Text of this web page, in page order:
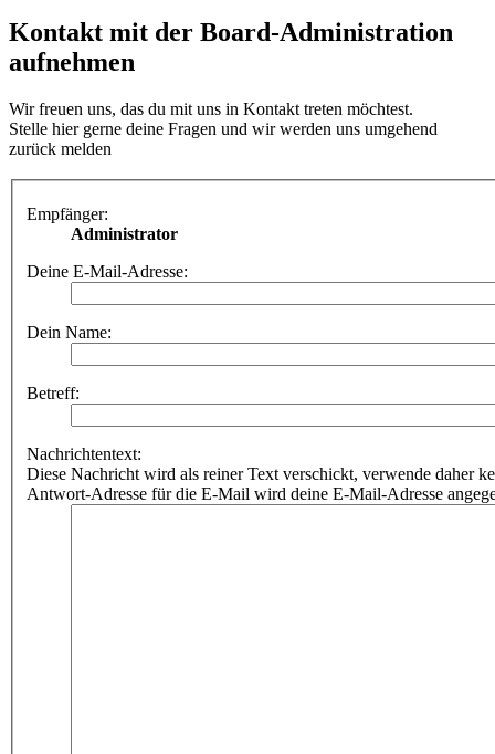
Kontakt mit der Board-Administration
aufnehmen
Wir freuen uns, das du mit uns in Kontakt treten möchtest.
Stelle hier gerne deine Fragen und wir werden uns umgehend
zurück melden
Empfänger:
Administrator
Deine E-Mail-Adresse:
Dein Name:
Betreff:
Nachrichtentext:
Diese Nachricht wird als reiner Text verschickt, verwende daher
Antwort-Adresse für die E-Mail wird deine E-Mail-Adresse